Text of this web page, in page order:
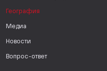
География
Медиа
Новости
Вопрос-ответ